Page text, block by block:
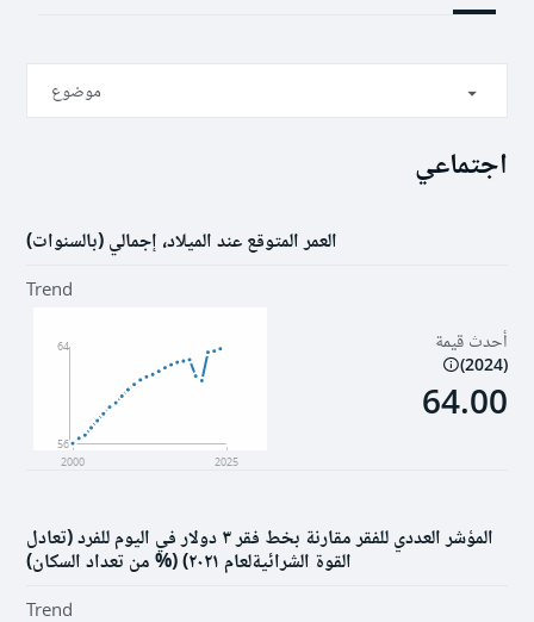
موضوع
اجتماعي
المؤسسات
اجتماعي
العمر المتوقع عند الميلاد، إجمالي (بالسنوات)
أحدث قيمة
(
2024
)
64.00
Trend
2000 2025
56
64
المؤشر العددي للفقر مقارنة بخط فقر ٣ دولار في اليوم للفرد (تعادل
القوة الشرائيةلعام ٢٠٢١) (% من تعداد السكان)
Trend